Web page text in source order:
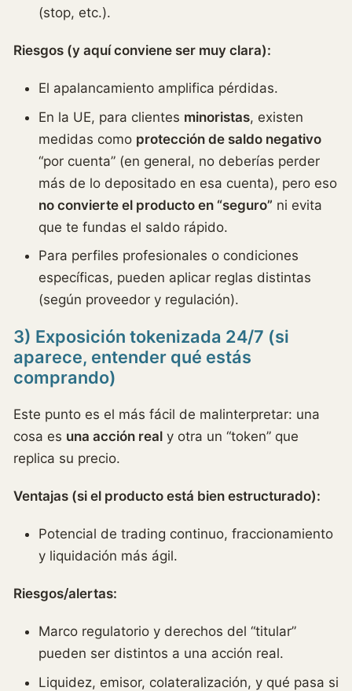
(stop, etc.).
Riesgos (y aquí conviene ser muy clara):
El apalancamiento amplifica pérdidas.
En la UE, para clientes minoristas, existen
medidas como protección de saldo negativo
“por cuenta” (en general, no deberías perder
más de lo depositado en esa cuenta), pero eso
no convierte el producto en “seguro” ni evita
que te fundas el saldo rápido.
Para perfiles profesionales o condiciones
específicas, pueden aplicar reglas distintas
(según proveedor y regulación).
3) Exposición tokenizada 24/7 (si
aparece, entender qué estás
comprando)
Este punto es el más fácil de malinterpretar: una
cosa es una acción real y otra un “token” que
replica su precio.
Ventajas (si el producto está bien estructurado):
Potencial de trading continuo, fraccionamiento
y liquidación más ágil.
Riesgos/alertas:
Marco regulatorio y derechos del “titular”
pueden ser distintos a una acción real.
Liquidez, emisor, colateralización, y qué pasa si